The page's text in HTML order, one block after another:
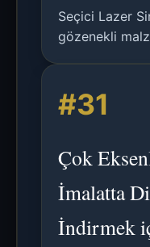
Seçici Lazer
gözenekli
gerilim ve
evriminin
#31
Çok
İmalatta
İndirmek